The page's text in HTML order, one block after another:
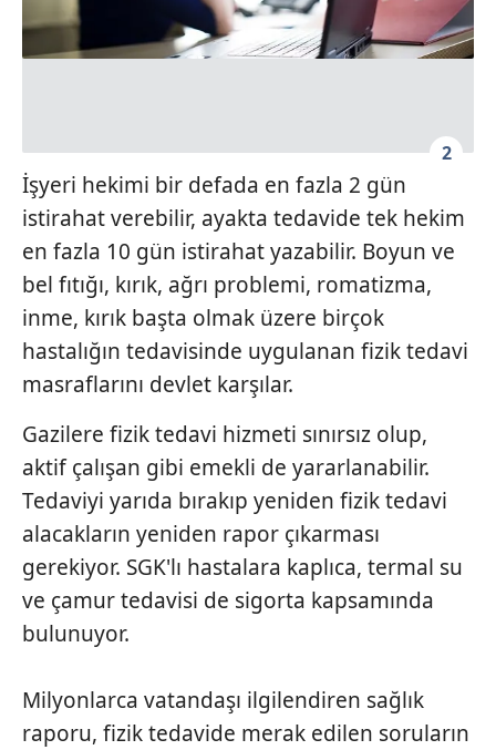
2
İşyeri hekimi bir defada en fazla 2 gün
istirahat verebilir, ayakta tedavide tek hekim
en fazla 10 gün istirahat yazabilir. Boyun ve
bel fıtığı, kırık, ağrı problemi, romatizma,
inme, kırık başta olmak üzere birçok
hastalığın tedavisinde uygulanan fizik tedavi
masraflarını devlet karşılar.
Gazilere fizik tedavi hizmeti sınırsız olup,
aktif çalışan gibi emekli de yararlanabilir.
Tedaviyi yarıda bırakıp yeniden fizik tedavi
alacakların yeniden rapor çıkarması
gerekiyor. SGK'lı hastalara kaplıca, termal su
ve çamur tedavisi de sigorta kapsamında
bulunuyor.
Milyonlarca vatandaşı ilgilendiren sağlık
raporu, fizik tedavide merak edilen soruların